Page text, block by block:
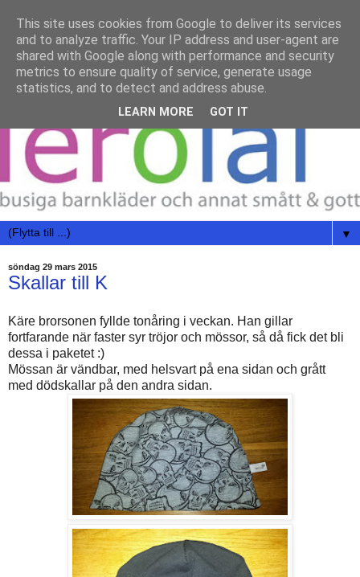
▼
söndag 29 mars 2015
Skallar till K
Käre brorsonen fyllde tonåring i veckan. Han gillar
fortfarande när faster syr tröjor och mössor, så då fick det bli
dessa i paketet :)
Mössan är vändbar, med helsvart på ena sidan och grått
med dödskallar på den andra sidan.
This site uses cookies from Google to deliver its services
and to analyze traffic. Your IP address and user-agent are
shared with Google along with performance and security
metrics to ensure quality of service, generate usage
statistics, and to detect and address abuse.
LEARN MORE GOT IT